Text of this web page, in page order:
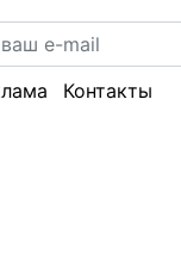
Контакты